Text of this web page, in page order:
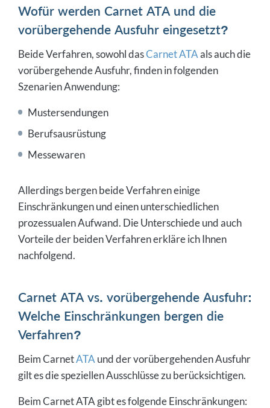
Wofür werden Carnet ATA und die
vorübergehende Ausfuhr eingesetzt?
Beide Verfahren, sowohl dasCarnet ATAals auch die
vorübergehende Ausfuhr, finden in folgenden
Szenarien Anwendung:
Mustersendungen
Berufsausrüstung
Messewaren
Allerdings bergen beide Verfahren einige
Einschränkungen und einen unterschiedlichen
prozessualen Aufwand. Die Unterschiede und auch
Vorteile der beiden Verfahren erkläre ich Ihnen
nachfolgend.
Carnet ATA vs. vorübergehende Ausfuhr:
Welche Einschränkungen bergen die
Verfahren?
Beim CarnetATA und der vorübergehenden Ausfuhr
gilt es die speziellen Ausschlüsse zu berücksichtigen.
Beim Carnet ATA gibt es folgende Einschränkungen: